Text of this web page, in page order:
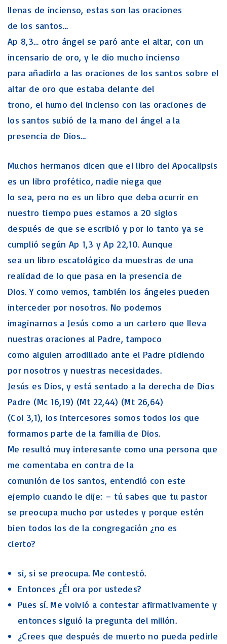
llenas de incienso, estas son las oraciones
de los santos…
Ap 8,3… otro ángel se paró ante el altar, con un
incensario de oro, y le dio mucho incienso
para añadirlo a las oraciones de los santos sobre el
altar de oro que estaba delante del
trono, el humo del incienso con las oraciones de
los santos subió de la mano del ángel a la
presencia de Dios…
Muchos hermanos dicen que el libro del Apocalipsis
es un libro profético, nadie niega que
lo sea, pero no es un libro que deba ocurrir en
nuestro tiempo pues estamos a 20 siglos
después de que se escribió y por lo tanto ya se
cumplió según Ap 1,3 y Ap 22,10. Aunque
sea un libro escatológico da muestras de una
realidad de lo que pasa en la presencia de
Dios. Y como vemos, también los ángeles pueden
interceder por nosotros. No podemos
imaginarnos a Jesús como a un cartero que lleva
nuestras oraciones al Padre, tampoco
como alguien arrodillado ante el Padre pidiendo
por nosotros y nuestras necesidades.
Jesús es Dios, y está sentado a la derecha de Dios
Padre (Mc 16,19) (Mt 22,44) (Mt 26,64)
(Col 3,1), los intercesores somos todos los que
formamos parte de la familia de Dios.
Me resultó muy interesante como una persona que
me comentaba en contra de la
comunión de los santos, entendió con este
ejemplo cuando le dije: – tú sabes que tu pastor
se preocupa mucho por ustedes y porque estén
bien todos los de la congregación ¿no es
cierto?
si, si se preocupa. Me contestó.
Entonces ¿Él ora por ustedes?
Pues sí. Me volvió a contestar afirmativamente y
entonces siguió la pregunta del millón.
¿Crees que después de muerto no pueda pedirle